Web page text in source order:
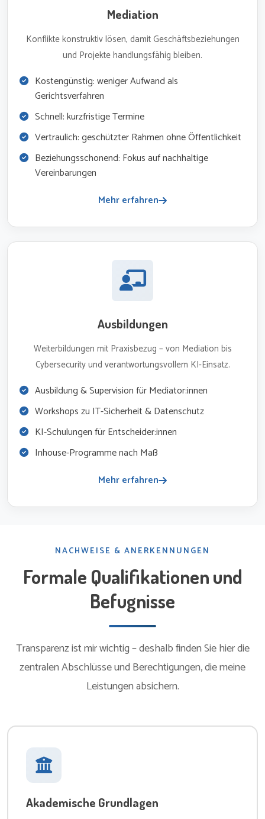
Mediation
Konflikte konstruktiv lösen, damit Geschäftsbeziehungen
und Projekte handlungsfähig bleiben.
Kostengünstig: weniger Aufwand als
Gerichtsverfahren
Schnell: kurzfristige Termine
Vertraulich: geschützter Rahmen ohne Öffentlichkeit
Beziehungsschonend: Fokus auf nachhaltige
Vereinbarungen
Mehr erfahren
Ausbildungen
Weiterbildungen mit Praxisbezug – von Mediation bis
Cybersecurity und verantwortungsvollem KI-Einsatz.
Ausbildung & Supervision für Mediator:innen
Workshops zu IT-Sicherheit & Datenschutz
KI-Schulungen für Entscheider:innen
Inhouse-Programme nach Maß
Mehr erfahren
NACHWEISE & ANERKENNUNGEN
Formale Qualifikationen und
Befugnisse
Transparenz ist mir wichtig – deshalb finden Sie hier die
zentralen Abschlüsse und Berechtigungen, die meine
Leistungen absichern.
Akademische Grundlagen